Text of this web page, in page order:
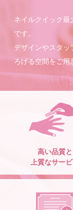
ネイルクイック最
です。
デザインやスタッ
ろげる空間をご用
高い品質と
上質なサー